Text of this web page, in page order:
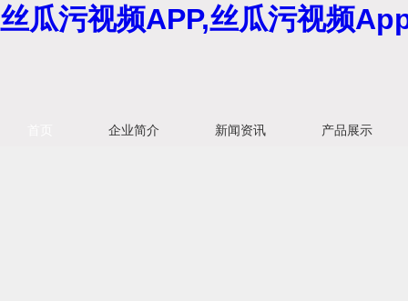
丝瓜污视频APP,丝瓜污视频
企业简介 新闻资讯 产品展示